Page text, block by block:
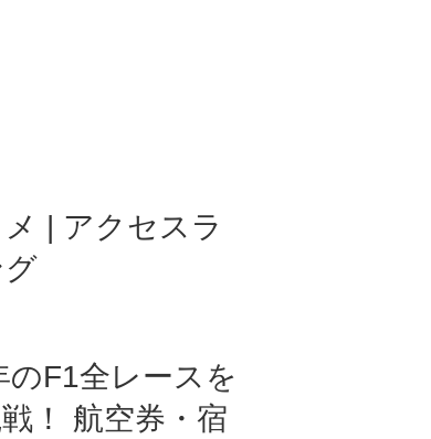
| アクセスラ
のF1全レースを
！ 航空券・宿